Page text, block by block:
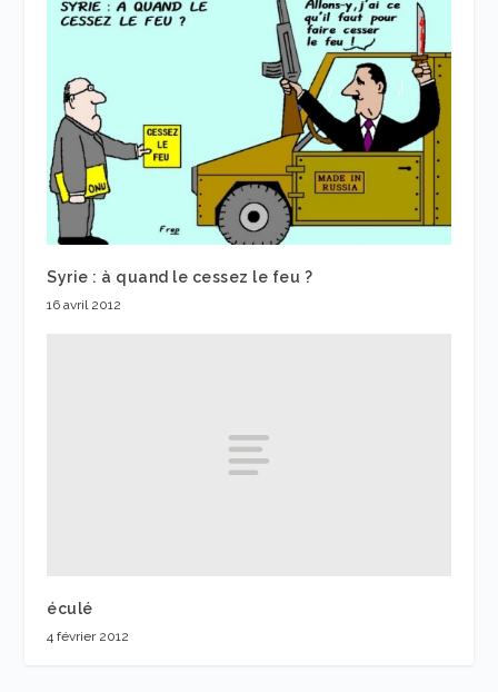
Syrie : à quand le cessez le feu ?
16 avril 2012
éculé
4 février 2012